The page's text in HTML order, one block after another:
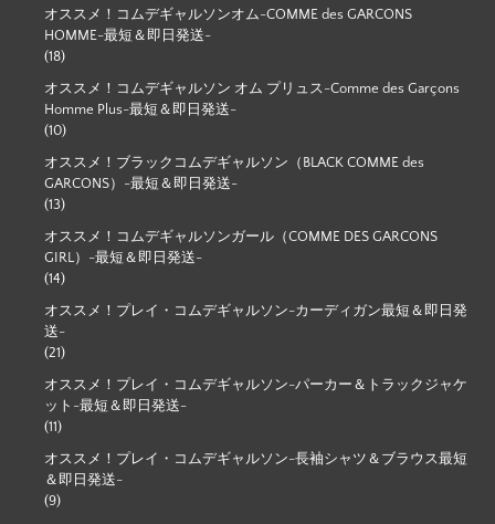
オススメ！コムデギャルソンオム-COMME des GARCONS
HOMME-最短＆即日発送-
(18)
オススメ！コムデギャルソン オム プリュス-Comme des Garçons
Homme Plus-最短＆即日発送-
(10)
オススメ！ブラックコムデギャルソン（BLACK COMME des
GARCONS）-最短＆即日発送-
(13)
オススメ！コムデギャルソンガール（COMME DES GARCONS
GIRL）-最短＆即日発送-
(14)
オススメ！プレイ・コムデギャルソン-カーディガン最短＆即日発
送-
(21)
オススメ！プレイ・コムデギャルソン-パーカー＆トラックジャケ
ット-最短＆即日発送-
(11)
オススメ！プレイ・コムデギャルソン-長袖シャツ＆ブラウス最短
＆即日発送-
(9)